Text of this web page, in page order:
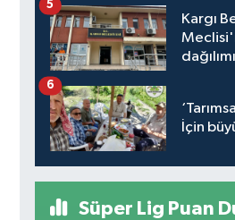
Kargı
5
İçin
6
Süper Lig Puan